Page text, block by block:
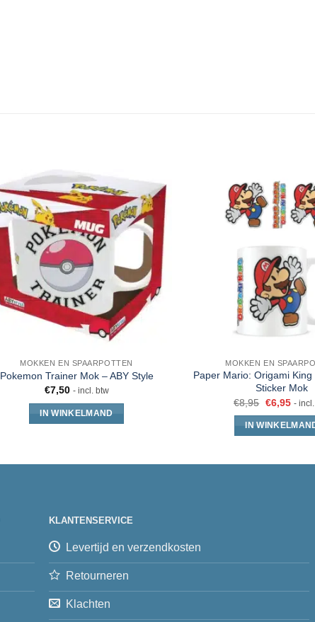
MOKKEN EN SPAARPOTTEN
Pokemon Trainer Mok – ABY Style
€7,50 - incl. btw
IN WINKELMAND
MOKKEN EN
Paper Mario: Origami
Sticker Mok
€8,95 €6,95 -
IN
KLANTENSERVICE
Levertijd en verzendkosten
Retourneren
Klachten